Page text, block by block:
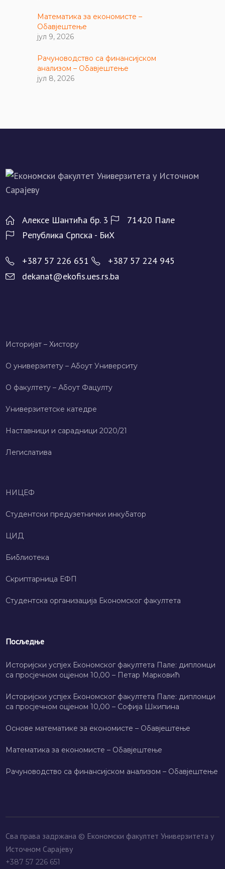
Математика за економисте –
Обавјештење
јул 9, 2026
Рачуноводство са финансијском
анализом – Обавјештење
јул 8, 2026
Алeксe Шантића бр. 3
71420 Палe
Рeпублика Српска - БиХ
+387 57 226 651
+387 57 224 945
dekanat@ekofis.ues.rs.ba
Историјат – Хисторy
О универзитету – Абоут Университy
О факултету – Абоут Фацултy
Универзитетске катедре
Наставници и сарадници 2020/21
Легислатива
НИЦЕФ
Студентски предузетнички инкубатор
ЦИД
Библиотека
Скриптарница ЕФП
Студентска организација Економског факултета
Посљедње
Историјски успјех Економског факултета Пале: дипломци
са просјечном оцјеном 10,00 – Петар Марковић
Историјски успјех Економског факултета Пале: дипломци
са просјечном оцјеном 10,00 – Софија Шкипина
Основе математике за економисте – Обавјештење
Математика за економисте – Обавјештење
Рачуноводство са финансијском анализом – Обавјештење
Сва права задржана © Економски факултет Универзитета у
Источном Сарајеву
+387 57 226 651